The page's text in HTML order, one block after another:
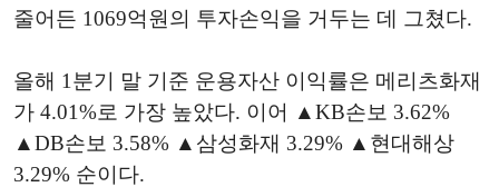
줄어든 1069억원의 투자손익을 거두는 데 그쳤다.
올해 1분기 말 기준 운용자산 이익률은 메리츠화재
가 4.01%로 가장 높았다. 이어 ▲KB손보 3.62%
▲DB손보 3.58% ▲삼성화재 3.29% ▲현대해상
3.29% 순이다.